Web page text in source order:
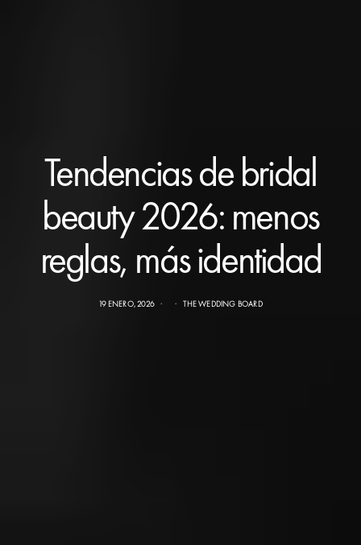
Tendencias de bridal
beauty 2026: menos
reglas, más identidad
19 ENERO, 2026 THE WEDDING BOARD